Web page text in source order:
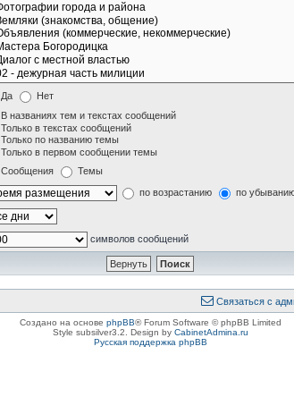
Да Нет
В названиях тем и текстах сообщений
Только в текстах сообщений
Только по названию темы
Только в первом сообщении темы
Сообщения Темы
по возрастанию по
символов сообщений
Связаться с
Создано на основе phpBB® Forum Software © phpBB Limited
Style subsilver3.2. Design by CabinetAdmina.ru
Русская поддержка phpBB